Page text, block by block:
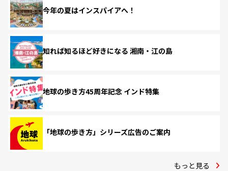
今年の夏はインスパイアへ！
知れば知るほど好きになる 湘南・江の島
地球の歩き方45周年記念 インド特集
「地球の歩き方」シリーズ広告のご案内
もっと見る